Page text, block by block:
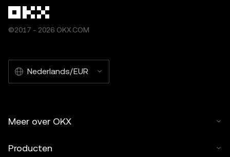
©2017 - 2026 OKX.COM
Nederlands/EUR
Meer over OKX
Producten